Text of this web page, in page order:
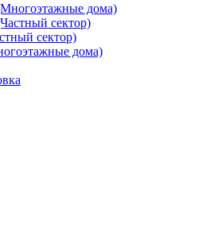
дома)
сектор)
сектор)
дома)